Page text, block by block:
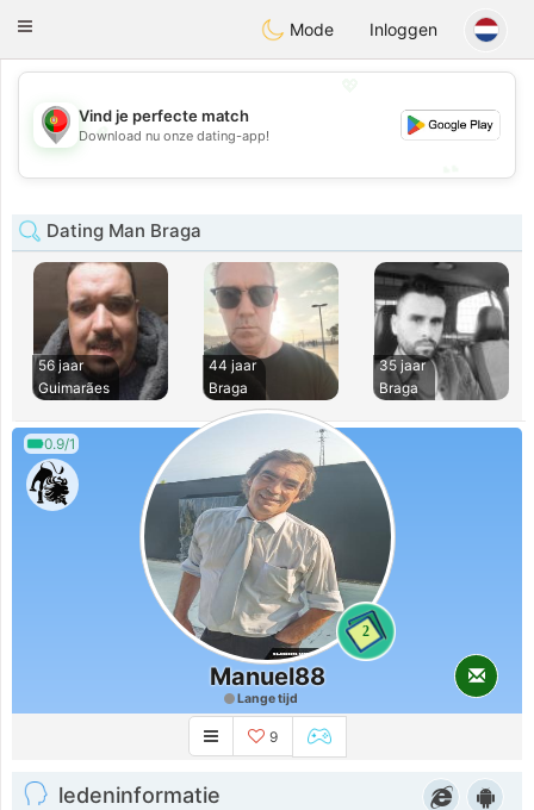
namoroPortugues
Toggle
Mode Inloggen
💖
💕
Vind je perfecte match
Download nu onze dating-app!
Dating Man Braga
56 jaar
Guimarães
44 jaar
Braga
35 jaar
Braga
0.9/1
2
Manuel88
Lange tijd
9
ledeninformatie